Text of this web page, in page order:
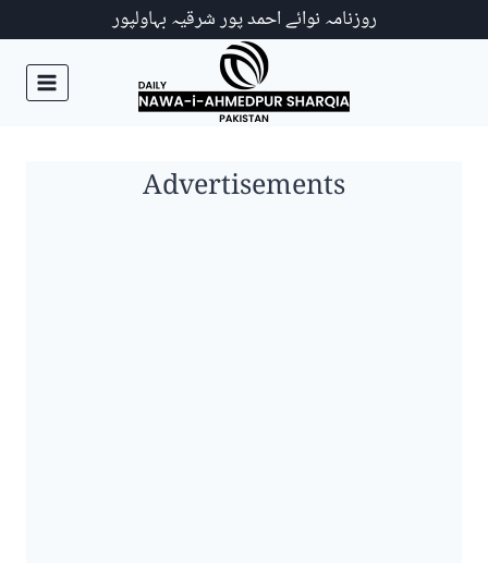
روزنامہ نوائے احمد پور شرقیہ بہاولپور
Advertisements